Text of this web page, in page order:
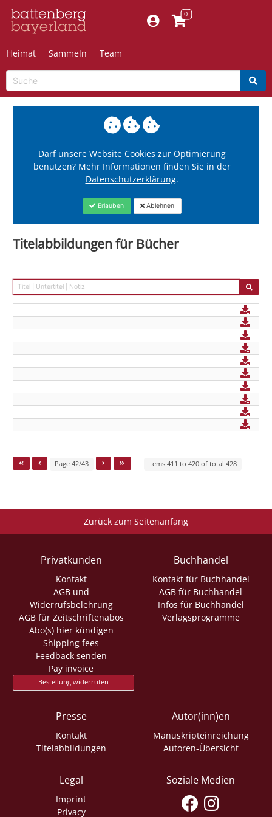
Heimat Sammeln Team
Darf unsere Website Cookies zur Optimierung
benutzen? Mehr Informationen finden Sie in der
Datenschutzerklärung.
Erlauben Ablehnen
Titelabbildungen für Bücher
Page 42/43 Items 411 to 420 of total 428
Zurück zum Seitenanfang
Privatkunden
Kontakt
AGB und
Widerrufsbelehrung
AGB für Zeitschriftenabos
Abo(s) hier kündigen
Shipping fees
Feedback senden
Pay invoice
Bestellung widerrufen
Buchhandel
Kontakt für Buchhandel
AGB für Buchhandel
Infos für Buchhandel
Verlagsprogramme
Presse
Kontakt
Titelabbildungen
Autor(inn)en
Manuskripteinreichung
Autoren-Übersicht
Legal
Imprint
Privacy
Soziale Medien